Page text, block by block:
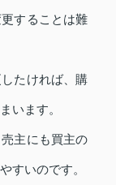
することは難
たければ、購
います。
主にも買主の
すいのです。